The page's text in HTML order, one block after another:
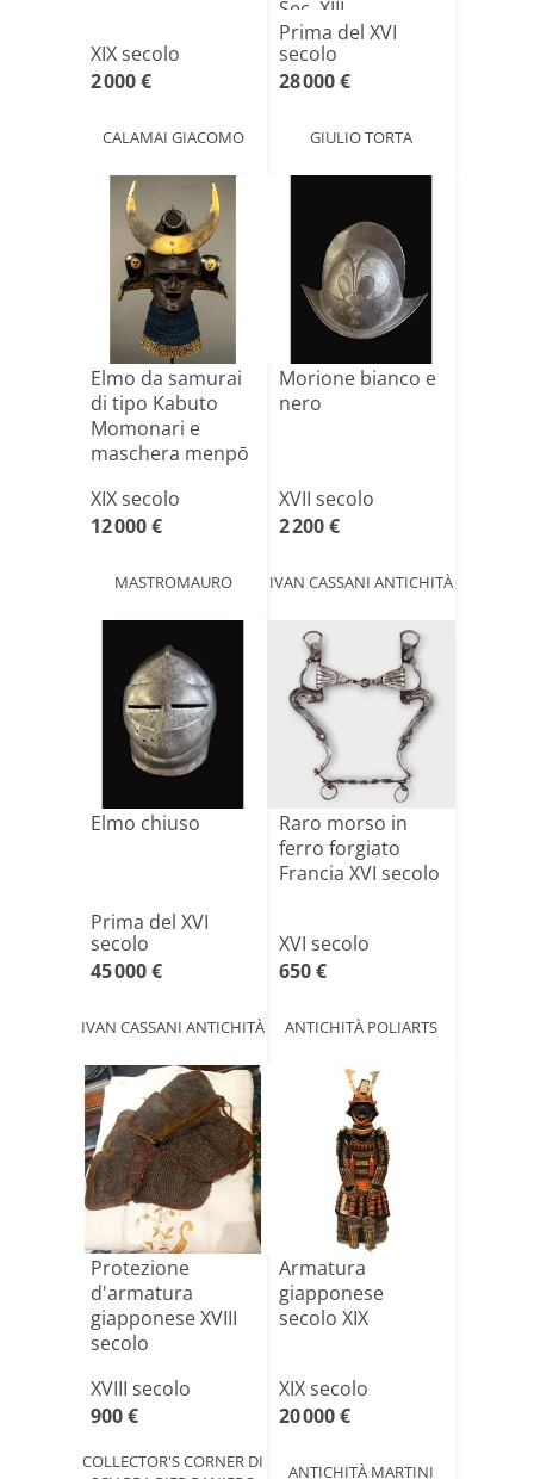
XIX secolo
2 000 €
CALAMAI GIACOMO
Sec. XIII
Prima del XVI
secolo
28 000 €
GIULIO TORTA
Elmo da samurai
di tipo Kabuto
Momonari e
maschera menpō
XIX secolo
12 000 €
MASTROMAURO
Morione bianco e
nero
XVII secolo
2 200 €
IVAN CASSANI ANTICHITÀ
Elmo chiuso
Prima del XVI
secolo
45 000 €
IVAN CASSANI ANTICHITÀ
Raro morso in
ferro forgiato
Francia XVI secolo
XVI secolo
650 €
ANTICHITÀ POLIARTS
Protezione
d'armatura
giapponese XVIII
secolo
XVIII secolo
900 €
COLLECTOR'S CORNER DI
Armatura
giapponese
secolo XIX
XIX secolo
20 000 €
ANTICHITÀ MARTINI